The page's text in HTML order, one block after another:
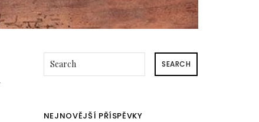
SEARCH
NEJNOVĚJŠÍ PŘÍSPĚVKY